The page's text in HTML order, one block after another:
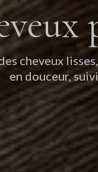
cheveux
en douceur,